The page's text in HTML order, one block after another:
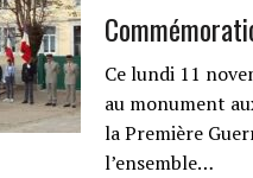
Ce lundi 11
au monument
la Première
l’ensemble…